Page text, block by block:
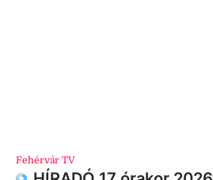
Fehérvár TV